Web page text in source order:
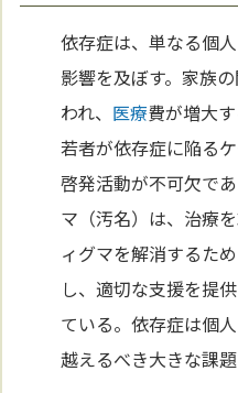
依存症は、単なる個
影響を及ぼす。家族
われ、 医療費が増大
若者が依存症に陥る
啓発活動が不可欠で
マ（汚名）は、治療
ィグマを解消するた
し、適切な支援を提
ている。依存症は個
越えるべき大きな課題